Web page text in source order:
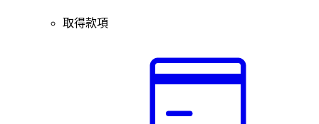
取得款項